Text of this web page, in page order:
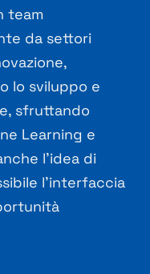
team
da settori
lo sviluppo e
sfruttando
Learning e
l’idea di
l’interfaccia